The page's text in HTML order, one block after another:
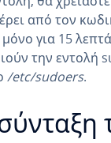
από τον
για 15
την εντολή
/etc/sudoers.